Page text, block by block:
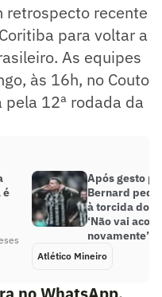
em partida válida pela
retrospecto recente
para voltar a
As equipes
às 16h, no Couto
12ª rodada da
é
Após gesto
Bernard
à torcida do
‘Não vai
novamente’
Atlético Mineiro